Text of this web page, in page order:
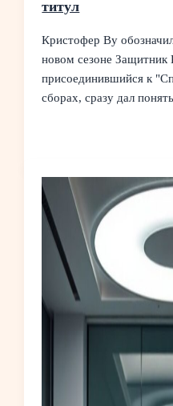
титул
Кристофер Ву
новом сезоне Защитник
присоединившийся к
сборах, сразу дал